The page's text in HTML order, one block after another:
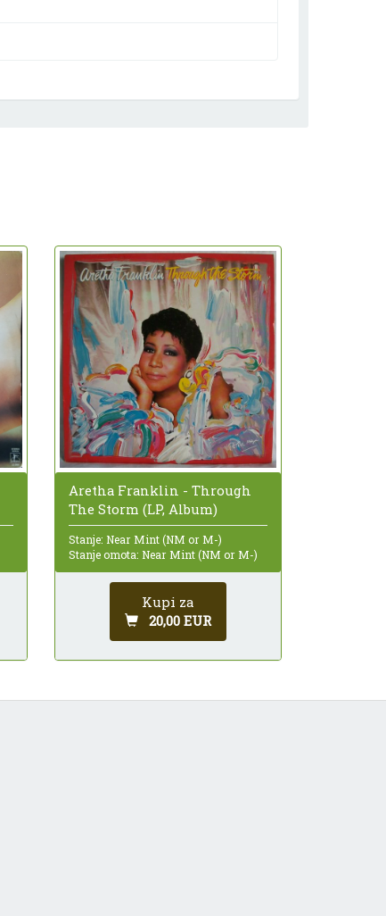
Aretha Franklin - Through
The Storm (LP, Album)
Stanje: Near Mint (NM or M-)
Stanje omota: Near Mint (NM or M-)
Kupi za
20,00 EUR